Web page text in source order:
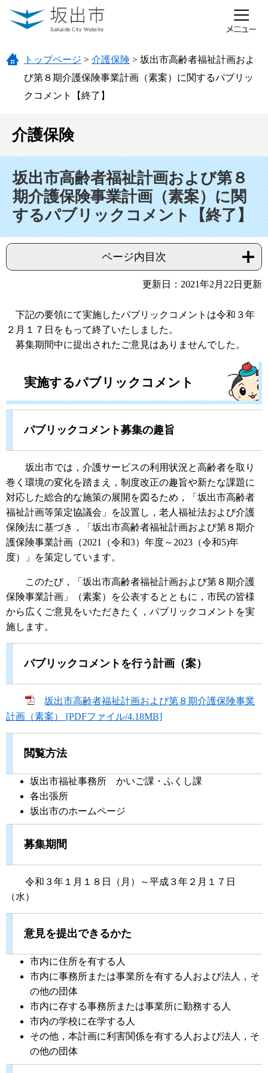
ページの先頭です。
メニューを飛ばして本文へ
トップページ > 介護保険 > 坂出市高齢者福祉計画およ
び第８期介護保険事業計画（素案）に関するパブリッ
クコメント【終了】
介護保険
坂出市高齢者福祉計画および第８
期介護保険事業計画（素案）に関
するパブリックコメント【終了】
ページ内目次
更新日：2021年2月22日更新
下記の要領にて実施したパブリックコメントは令和３年
２月１７日をもって終了いたしました。
募集期間中に提出されたご意見はありませんでした。
実施するパブリックコメント
パブリックコメント募集の趣旨
坂出市では，介護サービスの利用状況と高齢者を取り
巻く環境の変化を踏まえ，制度改正の趣旨や新たな課題に
対応した総合的な施策の展開を図るため，「坂出市高齢者
福祉計画等策定協議会」を設置し，老人福祉法および介護
保険法に基づき，「坂出市高齢者福祉計画および第８期介
護保険事業計画（2021（令和3）年度～2023（令和5)年
度）」を策定しています。
このたび，「坂出市高齢者福祉計画および第８期介護
保険事業計画」（素案）を公表するとともに，市民の皆様
から広くご意見をいただきたく，パブリックコメントを実
施します。
パブリックコメントを行う計画（案）
坂出市高齢者福祉計画および第８期介護保険事業
計画（素案） [PDFファイル/4.18MB]
閲覧方法
坂出市福祉事務所 かいご課・ふくし課
各出張所
坂出市のホームページ
募集期間
令和３年１月１８日（月）～平成３年２月１７日
（水）
意見を提出できるかた
市内に住所を有する人
市内に事務所または事業所を有する人および法人，そ
の他の団体
市内に存する事務所または事業所に勤務する人
市内の学校に在学する人
その他，本計画に利害関係を有する人および法人，そ
の他の団体